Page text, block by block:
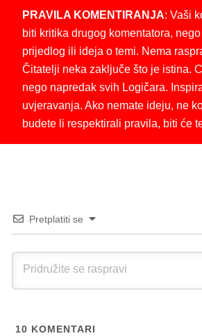
PRAVILA KOMENTIRANJA: Vaši
biti kritika drugog komentatora,
prijedlog ili ideja o temi. Nema
Čitatelji neka zaključe što je istina.
nego napredak svih Logičara.
uvjeravanja. Ako nemate ideju, ne
budete li respektirali pravila, biti će
Pretplatiti se
10 KOMENTARI